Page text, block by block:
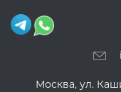
Москва, ул.